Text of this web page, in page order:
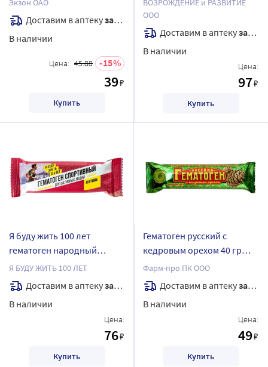
Доставим в аптекузавтра
В наличии
Цена: 45.88 15
39₽
Купить
ООО
Доставим в аптекузавтра
В наличии
Цена:
97₽
Купить
Я буду жить 100 лет
гематоген народный
спортивный 40 гр плитка
Я БУДУ ЖИТЬ 100 ЛЕТ
Доставим в аптекузавтра
В наличии
Цена:
76₽
Купить
Гематоген русский с
кедровым орехом 40 гр
плит
Фарм-про ПК ООО
Доставим в аптекузавтра
В наличии
Цена:
49₽
Купить